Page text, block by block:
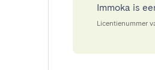
Immoka is
Licentienummer